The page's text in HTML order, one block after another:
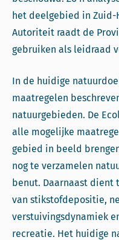
het deelgebied in Zuid-
Autoriteit raadt de
gebruiken als leidraad
In de huidige
maatregelen
natuurgebieden. De
alle mogelijke
gebied in beeld
nog te verzamelen
benut. Daarnaast dient
van stikstofdepositie,
verstuivingsdynamiek
recreatie. Het huidige